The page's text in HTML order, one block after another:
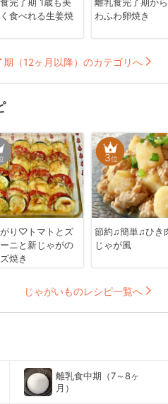
食べれる生姜焼
わふわ卵焼き
期（12ヶ月以降）のカテゴリへ
がり♡トマトとズ
ニと新じゃがの
焼き
3位
節約♫簡単♫ひき
じゃが風
じゃがいものレシピ一覧へ
離乳食中期（7～8ヶ
月）